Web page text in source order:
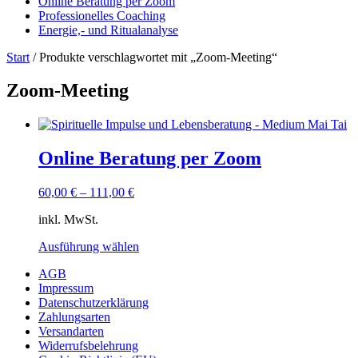
Professionelles Coaching
Energie,- und Ritualanalyse
Start / Produkte verschlagwortet mit „Zoom-Meeting“
Zoom-Meeting
Online Beratung per Zoom
60,00 € – 111,00 €
inkl. MwSt.
Ausführung wählen
Produkt
weist
mehrere
Varianten
auf.
Die
AGB
Impressum
Datenschutzerklärung
Zahlungsarten
Versandarten
Widerrufsbelehrung